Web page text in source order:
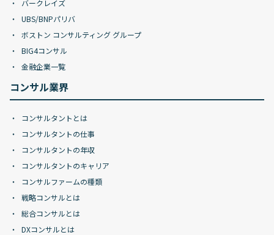
バークレイズ
UBS/BNPパリバ
ボストン コンサルティング グループ
BIG4コンサル
金融企業一覧
コンサル業界
コンサルタントとは
コンサルタントの仕事
コンサルタントの年収
コンサルタントのキャリア
コンサルファームの種類
戦略コンサルとは
総合コンサルとは
DXコンサルとは